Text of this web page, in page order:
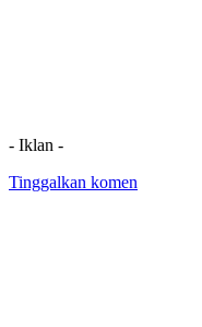
- Iklan -
Tinggalkan komen